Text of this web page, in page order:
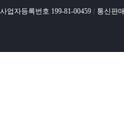
사업자등록번호 199-81-00459 / 통신판